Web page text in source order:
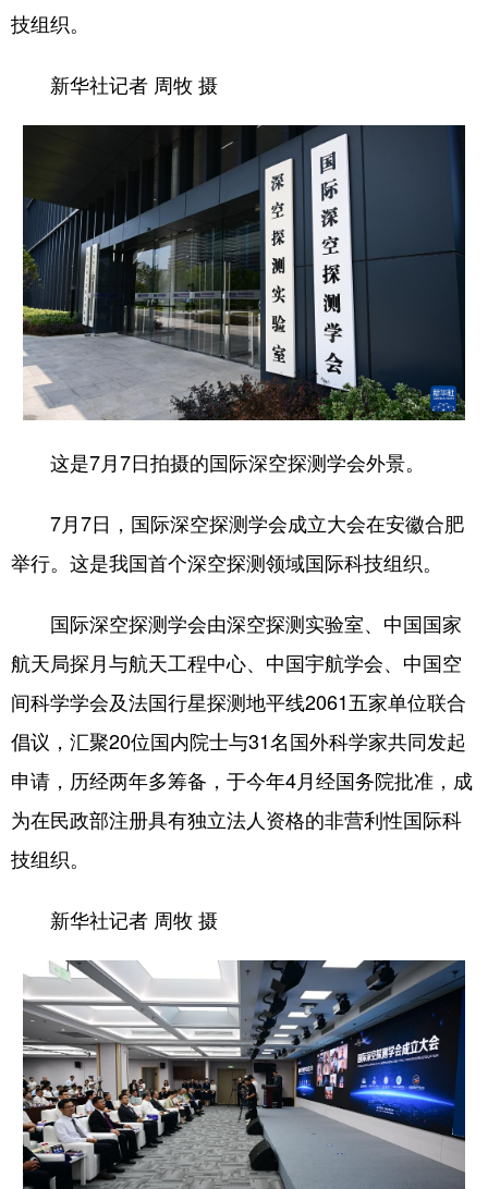
技组织。
新华社记者 周牧 摄
这是7月7日拍摄的国际深空探测学会外景。
7月7日，国际深空探测学会成立大会在安徽合肥
举行。这是我国首个深空探测领域国际科技组织。
国际深空探测学会由深空探测实验室、中国国家
航天局探月与航天工程中心、中国宇航学会、中国空
间科学学会及法国行星探测地平线2061五家单位联合
倡议，汇聚20位国内院士与31名国外科学家共同发起
申请，历经两年多筹备，于今年4月经国务院批准，成
为在民政部注册具有独立法人资格的非营利性国际科
技组织。
新华社记者 周牧 摄